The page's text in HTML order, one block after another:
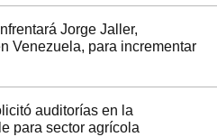
Jorge Jaller,
Venezuela, para incrementar
auditorías en la
para sector agrícola